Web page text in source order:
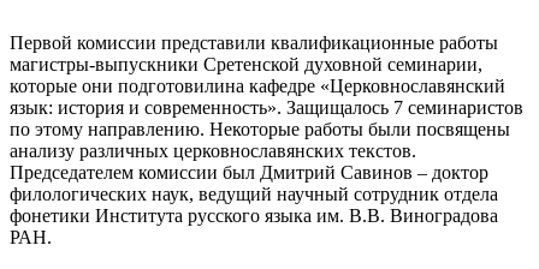
Первой комиссии представили квалификационные работы
магистры-выпускники Сретенской духовной семинарии,
которые они подготовилина кафедре «Церковнославянский
язык: история и современность». Защищалось 7 семинаристов
по этому направлению. Некоторые работы были посвящены
анализу различных церковнославянских текстов.
Председателем комиссии был Дмитрий Савинов – доктор
филологических наук, ведущий научный сотрудник отдела
фонетики Института русского языка им. В.В. Виноградова
РАН.